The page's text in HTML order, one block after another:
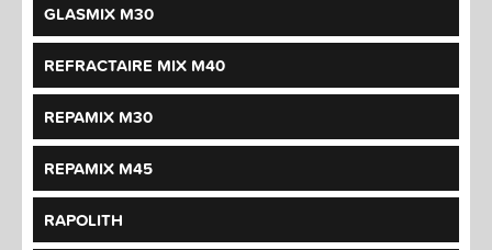
GLASMIX M30
REFRACTAIRE MIX M40
REPAMIX M30
REPAMIX M45
RAPOLITH